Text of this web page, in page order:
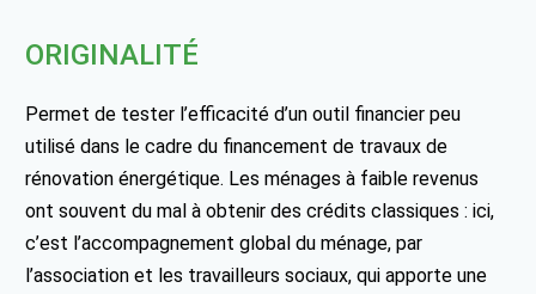
ORIGINALITÉ
Permet de tester l’efficacité d’un outil financier peu
utilisé dans le cadre du financement de travaux de
rénovation énergétique. Les ménages à faible revenus
ont souvent du mal à obtenir des crédits classiques : ici,
c’est l’accompagnement global du ménage, par
l’association et les travailleurs sociaux, qui apporte une